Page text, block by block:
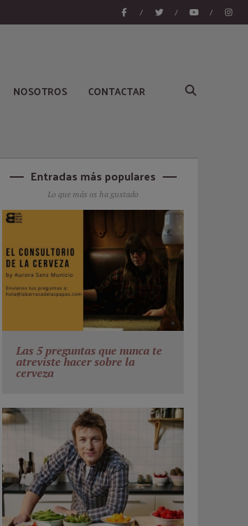
/ / /
NOSOTROS CONTACTAR
Entradas más populares
Lo que más os ha gustado
Las 5 preguntas que nunca te
atreviste hacer sobre la
cerveza